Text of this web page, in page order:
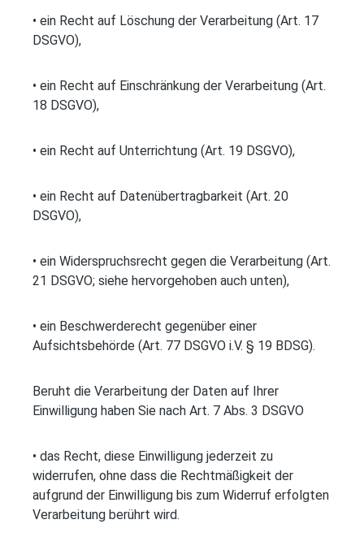
• ein Recht auf Löschung der Verarbeitung (Art. 17
DSGVO),
• ein Recht auf Einschränkung der Verarbeitung (Art.
18 DSGVO),
• ein Recht auf Unterrichtung (Art. 19 DSGVO),
• ein Recht auf Datenübertragbarkeit (Art. 20
DSGVO),
• ein Widerspruchsrecht gegen die Verarbeitung (Art.
21 DSGVO; siehe hervorgehoben auch unten),
• ein Beschwerderecht gegenüber einer
Aufsichtsbehörde (Art. 77 DSGVO i.V. § 19 BDSG).
Beruht die Verarbeitung der Daten auf Ihrer
Einwilligung haben Sie nach Art. 7 Abs. 3 DSGVO
• das Recht, diese Einwilligung jederzeit zu
widerrufen, ohne dass die Rechtmäßigkeit der
aufgrund der Einwilligung bis zum Widerruf erfolgten
Verarbeitung berührt wird.